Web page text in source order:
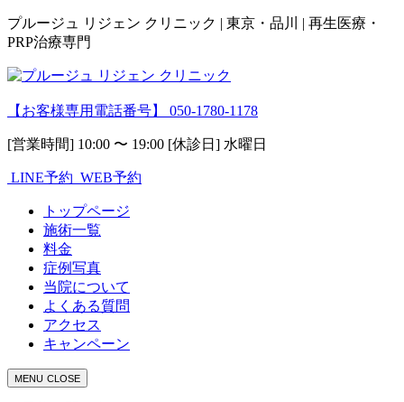
プルージュ リジェン クリニック | 東京・品川 | 再生医療・
PRP治療専門
【お客様専用電話番号】 050-1780-1178
[営業時間] 10:00 〜 19:00 [休診日] 水曜日
LINE予約 WEB予約
トップページ
施術一覧
料金
症例写真
当院について
よくある質問
アクセス
キャンペーン
MENU CLOSE